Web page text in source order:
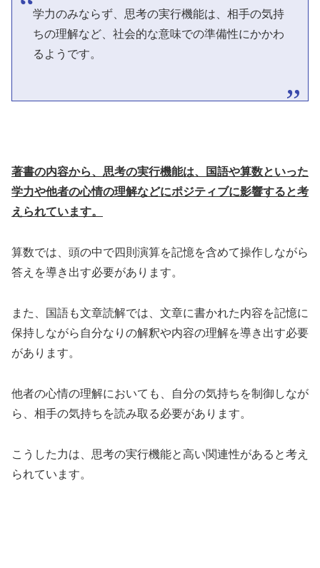
学力のみならず、思考の実行機能は、相手の気持
ちの理解など、社会的な意味での準備性にかかわ
るようです。
著書の内容から、思考の実行機能は、国語や算数といった
学力や他者の心情の理解などにポジティブに影響すると考
えられています。
算数では、頭の中で四則演算を記憶を含めて操作しながら
答えを導き出す必要があります。
また、国語も文章読解では、文章に書かれた内容を記憶に
保持しながら自分なりの解釈や内容の理解を導き出す必要
があります。
他者の心情の理解においても、自分の気持ちを制御しなが
ら、相手の気持ちを読み取る必要があります。
こうした力は、思考の実行機能と高い関連性があると考え
られています。